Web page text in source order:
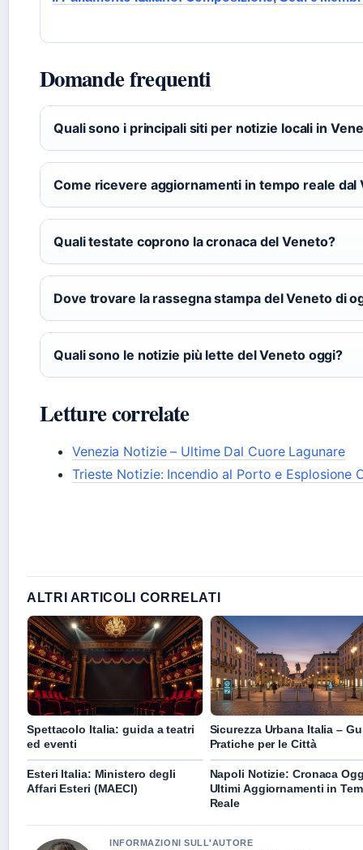
Domande frequenti
Quali sono i principali siti per notizie locali in
Come ricevere aggiornamenti in tempo reale dal
Quali testate coprono la cronaca del Veneto?
Dove trovare la rassegna stampa del Veneto di
Quali sono le notizie più lette del Veneto oggi?
Letture correlate
Venezia Notizie – Ultime Dal Cuore Lagunare
Trieste Notizie: Incendio al Porto e Esplosione
ALTRI ARTICOLI CORRELATI
Spettacolo Italia: guida a teatri
ed eventi
Sicurezza Urbana Italia –
Pratiche per le Città
Esteri Italia: Ministero degli
Affari Esteri (MAECI)
Napoli Notizie: Cronaca
Ultimi Aggiornamenti in
Reale
INFORMAZIONI SULL'AUTORE